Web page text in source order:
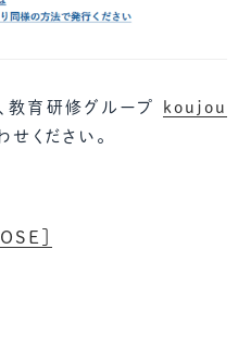
教育研修グループ
koujou
ください。
］